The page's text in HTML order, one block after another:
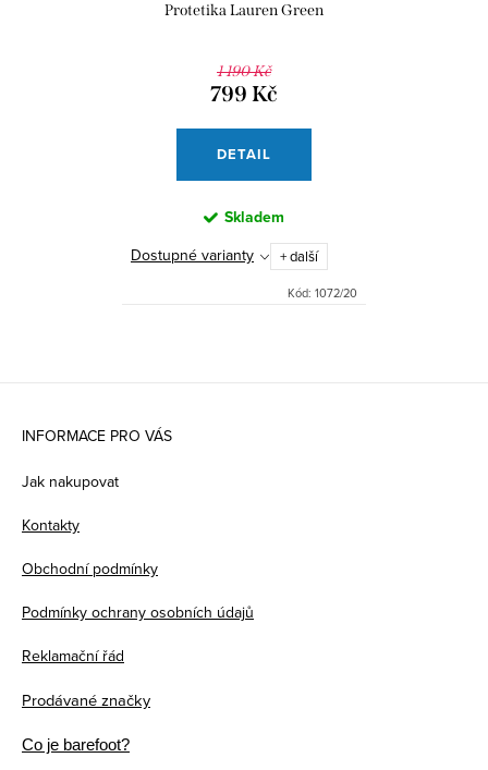
Protetika Lauren Green
1 190 Kč
799 Kč
DETAIL
Skladem
Dostupné varianty + další
Kód: 1072/20
INFORMACE PRO VÁS
Jak nakupovat
Kontakty
Obchodní podmínky
Podmínky ochrany osobních údajů
Reklamační řád
Prodávané značky
Co je barefoot?